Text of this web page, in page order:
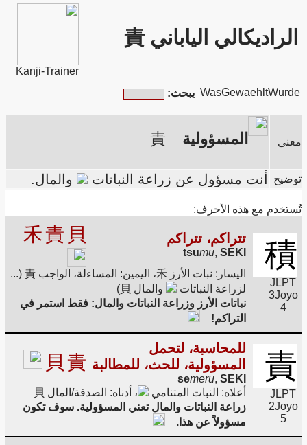
الراديكالي الياباني 責
Kanji-Trainer
WasGewaehltWurde يبحث:
معنى المسؤولية
توضيح أنت مسؤول عن زراعة النباتات والمال.
تُستخدم مع هذه الأحرف:
積
JLPT
3Joyo
4
تتراكم، تتراكم
tsumu, SEKI
禾責 貝
اليسار: نبات الأرز 禾، اليمين: المساءلة، الواجب 責 (...
لزراعة النباتات
والمال 貝)
نباتات الأرز وزراعة النباتات والمال: فقط استمر في
التراكم!
責
JLPT
2Joyo
5
للمحاسبة، لتحمل
المسؤولية، للحث، للمطالبة
semeru, SEKI
貝 責
أعلاه: النبات المتنامي
، أدناه: الصدفة/المال 貝
زراعة النباتات والمال تعني المسؤولية. سوف تكون
مسؤولاً عن هذا.